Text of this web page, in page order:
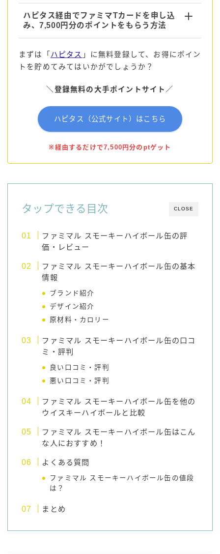
ハピタス経由でファミマTカードを申し込
み、7,500円分のポイントをもらう方法
まずは「 ハピタス 」に無料登録して、お得にポイン
トを貯めてみてはいかがでしょうか？
＼登録無料の大手ポイントサイト ／
ハピタス（公式サイト）はこちら
※経由するだけで7,500円分のptゲット
CLOSE
タップできる目次
ファミマル スモーキーハイボール缶の評
価・レビュー
ファミマル スモーキーハイボール缶の基本
情報
ブランド紹介
デザイン紹介
原材料・カロリー
ファミマル スモーキーハイボール缶の口コ
ミ・評判
良い口コミ・評判
悪い口コミ・評判
ファミマル スモーキーハイボール缶を他の
ウイスキーハイボールと比較
ファミマル スモーキーハイボール缶はこん
な人におすすめ！
よくある質問
ファミマル スモーキーハイボール缶の値段
は？
まとめ